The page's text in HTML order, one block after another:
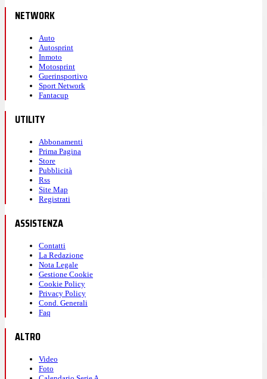
NETWORK
Auto
Autosprint
Inmoto
Motosprint
Guerinsportivo
Sport Network
Fantacup
UTILITY
Abbonamenti
Prima Pagina
Store
Pubblicità
Rss
Site Map
Registrati
ASSISTENZA
Contatti
La Redazione
Nota Legale
Gestione Cookie
Cookie Policy
Privacy Policy
Cond. Generali
Faq
ALTRO
Video
Foto